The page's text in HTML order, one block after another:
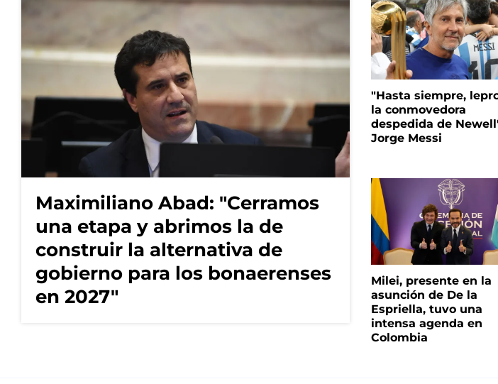
Maximiliano Abad: "Cerramos
una etapa y abrimos la de
construir la alternativa de
gobierno para los bonaerenses
en 2027"
"Hasta siempre,
la conmovedora
despedida de
Jorge Messi
Milei, presente en la
asunción de De la
Espriella, tuvo una
intensa agenda en
Colombia